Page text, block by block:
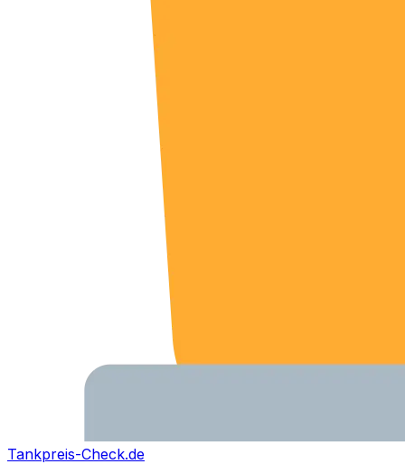
Tankpreis-Check.de